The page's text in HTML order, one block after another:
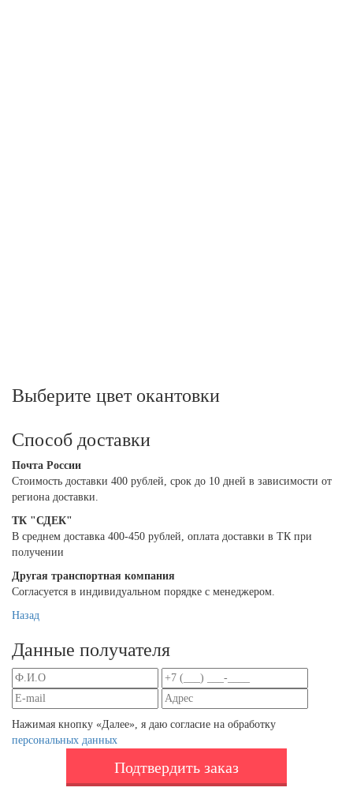
Выберите цвет окантовки
Способ доставки
Почта России
Cтоимость доставки 400 рублей, срок до 10 дней в зависимости от
региона доставки.
ТК "СДЕК"
В среднем доставка 400-450 рублей, оплата доставки в ТК при
получении
Другая транспортная компания
Согласуется в индивидуальном порядке с менеджером.
Назад
Данные получателя
Нажимая кнопку «Далее», я даю согласие на обработку
персональных данных
Подтвердить заказ